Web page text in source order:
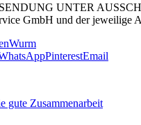
UNTER
GmbH und der jeweilige
Wurm
PinterestEmail
gute Zusammenarbeit